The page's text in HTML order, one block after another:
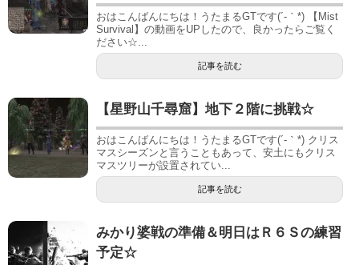
おはこんばんにちは！うたまるGTです(´-｀*) 【Mist
Survival】の動画をUPしたので、良かったらご覧く
ださい☆...
記事を読む
【星野山千尋窟】地下２階に挑戦☆
おはこんばんにちは！うたまるGTです(´-｀*) クリス
マスシーズンと言うこともあって、安土にもクリス
マスツリーが設置されてい...
記事を読む
みかり婆戦の準備＆明日はＲ６Ｓの練習
予定☆